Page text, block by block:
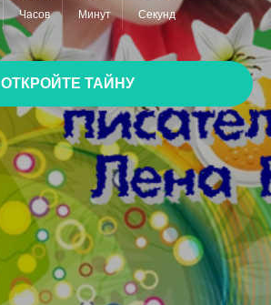
Часов Минут Секунд
ОТКРОЙТЕ ТАЙНУ